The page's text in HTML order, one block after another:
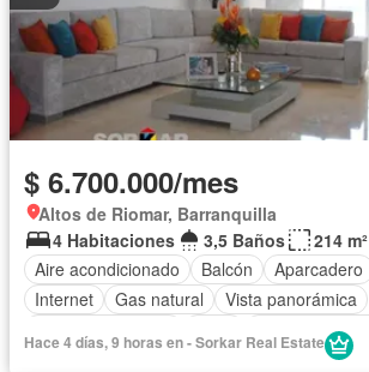
$ 6.700.000/mes
Altos de Riomar, Barranquilla
4 Habitaciones
3,5 Baños
214 m²
Aire acondicionado
Balcón Aparcadero
Internet
Gas natural
Vista panorámica
Tanque de agua
Acceso para personas con discapacidad
Hace 4 días, 9 horas en - Sorkar Real Estate